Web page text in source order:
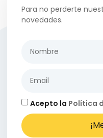
Para no perderte
novedades.
Acepto la Política